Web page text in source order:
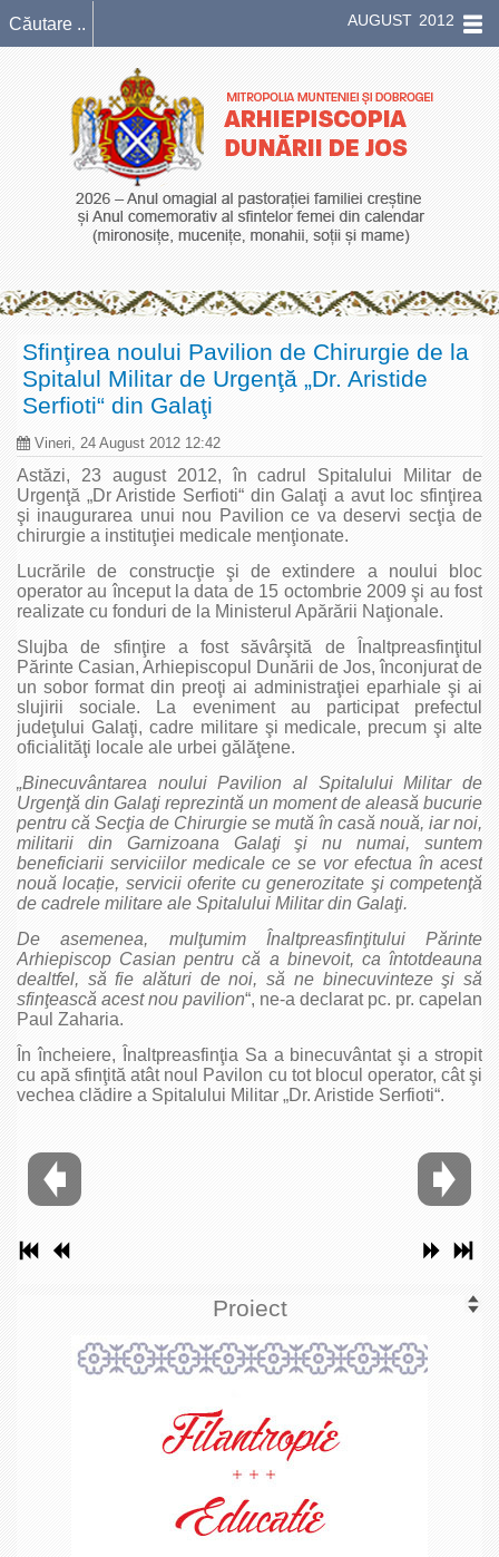
AUGUST 2012
Sfinţirea noului Pavilion de Chirurgie de la
Spitalul Militar de Urgenţă „Dr. Aristide
Serfioti“ din Galaţi
Vineri, 24 August 2012 12:42
Astăzi, 23 august 2012, în cadrul Spitalului Militar de
Urgenţă „Dr Aristide Serfioti“ din Galaţi a avut loc sfinţirea
şi inaugurarea unui nou Pavilion ce va deservi secţia de
chirurgie a instituţiei medicale menţionate.
Lucrările de construcţie şi de extindere a noului bloc
operator au început la data de 15 octombrie 2009 şi au fost
realizate cu fonduri de la Ministerul Apărării Naţionale.
Slujba de sfinţire a fost săvârşită de Înaltpreasfinţitul
Părinte Casian, Arhiepiscopul Dunării de Jos, înconjurat de
un sobor format din preoţi ai administraţiei eparhiale şi ai
slujirii sociale. La eveniment au participat prefectul
judeţului Galaţi, cadre militare şi medicale, precum şi alte
oficialităţi locale ale urbei gălăţene.
„Binecuvântarea noului Pavilion al Spitalului Militar de
Urgenţă din Galaţi reprezintă un moment de aleasă bucurie
pentru că Secţia de Chirurgie se mută în casă nouă, iar noi,
militarii din Garnizoana Galaţişi nu numai, suntem
beneficiarii serviciilor medicale ce se vor efectua în acest
nouă locație, servicii oferite cu generozitate şi competenţă
de cadrele militare ale Spitalului Militar din Galaţi.
De asemenea, mulţumim Înaltpreasfinţitului Părinte
Arhiepiscop Casian pentru că a binevoit, ca întotdeauna
dealtfel, să fie alături de noi, să ne binecuvintezeşi să
sfinţească acest nou pavilion“, ne-a declarat pc. pr. capelan
Paul Zaharia.
În încheiere, Înaltpreasfinţia Sa a binecuvântat şi a stropit
cu apă sfinţită atât noul Pavilon cu tot blocul operator, cât şi
vechea clădire a Spitalului Militar „Dr. Aristide Serfioti“.
Proiect